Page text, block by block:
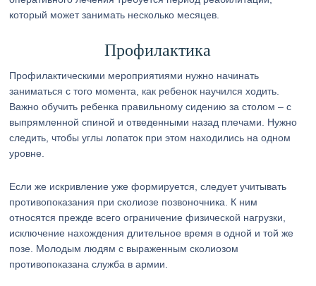
который может занимать несколько месяцев.
Профилактика
Профилактическими мероприятиями нужно начинать
заниматься с того момента, как ребенок научился ходить.
Важно обучить ребенка правильному сидению за столом – с
выпрямленной спиной и отведенными назад плечами. Нужно
следить, чтобы углы лопаток при этом находились на одном
уровне.
Если же искривление уже формируется, следует учитывать
противопоказания при сколиозе позвоночника. К ним
относятся прежде всего ограничение физической нагрузки,
исключение нахождения длительное время в одной и той же
позе. Молодым людям с выраженным сколиозом
противопоказана служба в армии.